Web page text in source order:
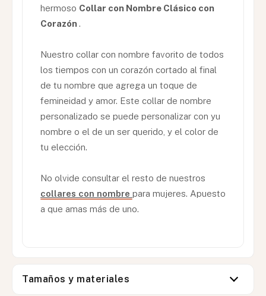
hermoso Collar con Nombre Clásico con
Corazón.
Nuestro collar con nombre favorito de todos
los tiempos con un corazón cortado al final
de tu nombre que agrega un toque de
femineidad y amor. Este collar de nombre
personalizado se puede personalizar con yu
nombre o el de un ser querido, y el color de
tu elección.
No olvide consultar el resto de nuestros
collares con nombre para mujeres. Apuesto
a que amas más de uno.
Tamaños y materiales